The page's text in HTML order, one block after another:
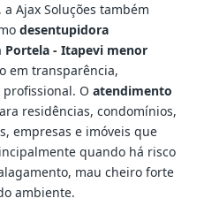
Ajax Soluções também
desentupidora
Portela - Itapevi menor
em transparência,
O atendimento
residências, condomínios,
empresas e imóveis que
quando há risco
mau cheiro forte
ambiente.